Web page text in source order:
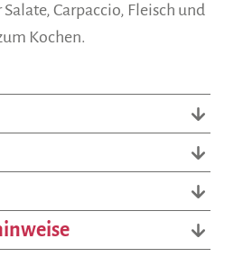
Carpaccio, Fleisch und
Kochen.